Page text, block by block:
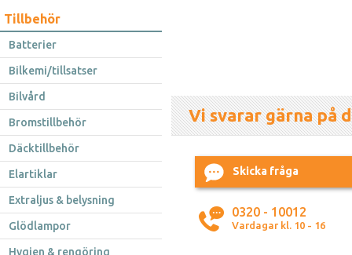
Tillbehör
Batterier
Bilkemi/tillsatser
Bilvård
Bromstillbehör
Däcktillbehör
Elartiklar
Extraljus & belysning
Glödlampor
Hygien & rengöring
Vi svarar gärna på
Skicka fråga
0320 - 10012
Vardagar kl. 10 - 16